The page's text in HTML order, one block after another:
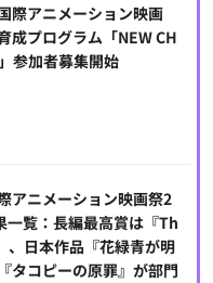
際アニメーション映画
成プログラム「NEW CH
参加者募集開始
アニメーション映画祭2
一覧：長編最高賞は『Th
日本作品『花緑青が明
タコピーの原罪』が部門